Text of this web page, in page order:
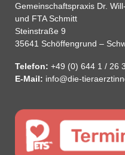
Gemeinschaftspraxis Dr.
und FTA Schmitt
Steinstraße 9
35641 Schöffengrund –
Telefon: +49 (0) 644 1 / 26
E-Mail: info@die-